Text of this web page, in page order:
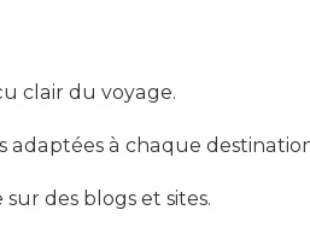
clair du voyage.
adaptées à chaque
des blogs et sites.